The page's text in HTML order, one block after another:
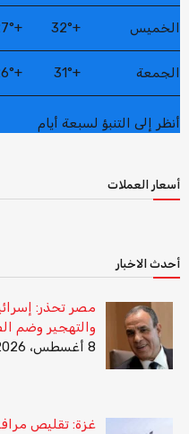
الخميس +
32°
+
الجمعة +
31°
+
أنظر إلى التنبؤ لسبعة أيام
أسعار العملات
أحدث الاخبار
مصر تحذر:
والتهجير وضم
8 أغسطس، 2026
غزة: تقليص